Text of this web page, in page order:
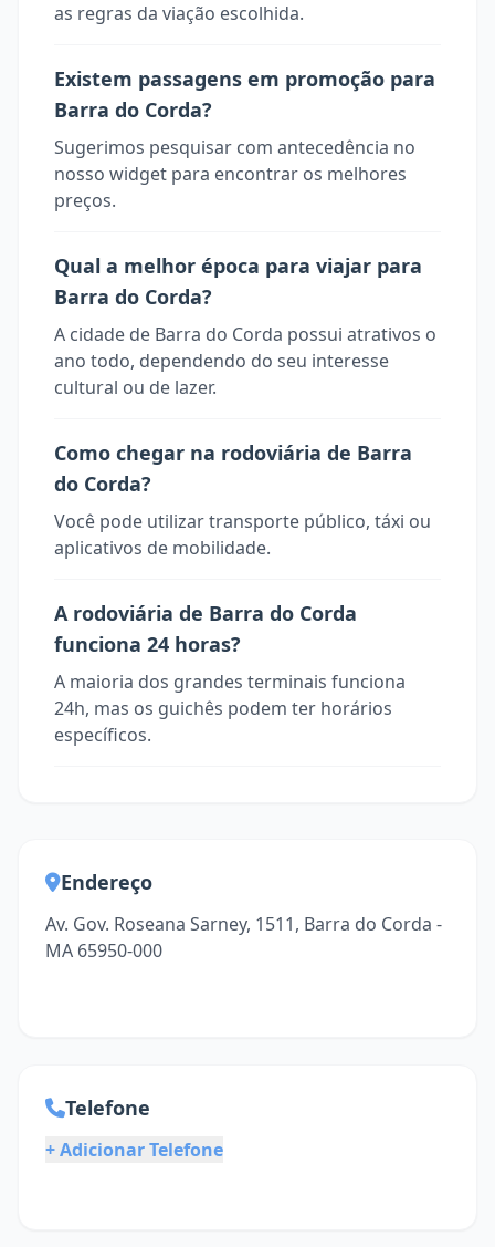
as regras da viação escolhida.
Existem passagens em promoção para
Barra do Corda?
Sugerimos pesquisar com antecedência no
nosso widget para encontrar os melhores
preços.
Qual a melhor época para viajar para
Barra do Corda?
A cidade de Barra do Corda possui atrativos o
ano todo, dependendo do seu interesse
cultural ou de lazer.
Como chegar na rodoviária de Barra
do Corda?
Você pode utilizar transporte público, táxi ou
aplicativos de mobilidade.
A rodoviária de Barra do Corda
funciona 24 horas?
A maioria dos grandes terminais funciona
24h, mas os guichês podem ter horários
específicos.
Endereço
Av. Gov. Roseana Sarney, 1511, Barra do Corda -
MA 65950-000
Telefone
+ Adicionar Telefone